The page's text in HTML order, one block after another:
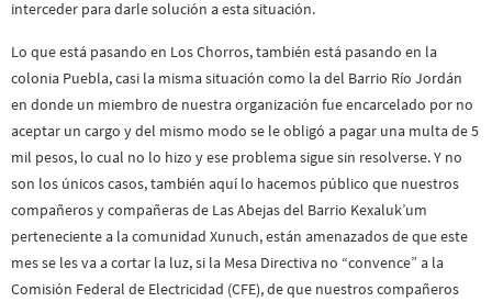
interceder para darle solución a esta situación.
Lo que está pasando en Los Chorros, también está pasando en la
colonia Puebla, casi la misma situación como la del Barrio Río Jordán
en donde un miembro de nuestra organización fue encarcelado por no
aceptar un cargo y del mismo modo se le obligó a pagar una multa de 5
mil pesos, lo cual no lo hizo y ese problema sigue sin resolverse. Y no
son los únicos casos, también aquí lo hacemos público que nuestros
compañeros y compañeras de Las Abejas del Barrio Kexaluk’um
perteneciente a la comunidad Xunuch, están amenazados de que este
mes se les va a cortar la luz, si la Mesa Directiva no “convence” a la
Comisión Federal de Electricidad (CFE), de que nuestros compañeros